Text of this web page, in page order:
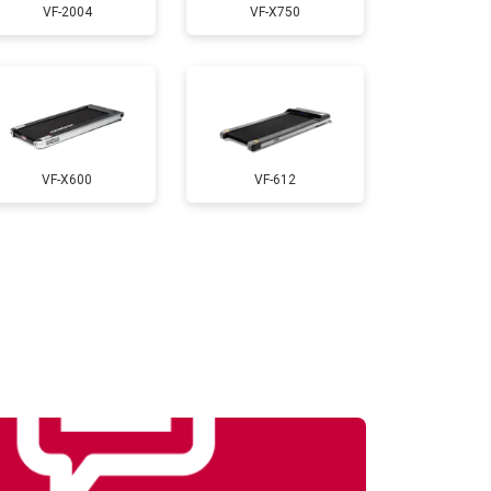
1000 ₽ Заказать
VF-2004 VF-X750
VF-X600 VF-612